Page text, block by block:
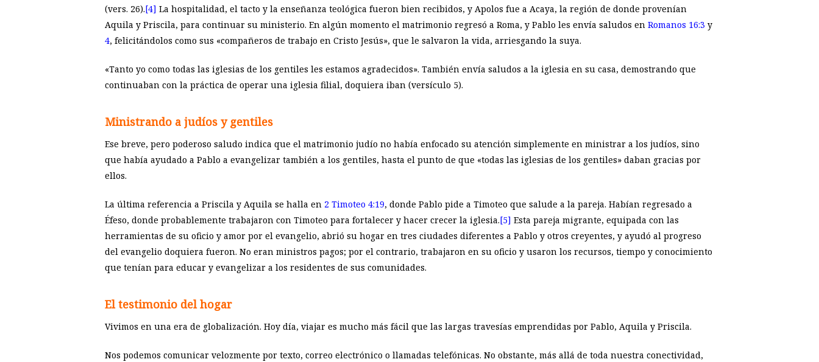
(vers. 26).[4] La hospitalidad, el tacto y la enseñanza teológica fueron bien recibidos, y Apolos fue a Acaya, la región de donde provenían
Aquila y Priscila, para continuar su ministerio. En algún momento el matrimonio regresó a Roma, y Pablo les envía saludos en Romanos 16:3 y
4, felicitándolos como sus «compañeros de trabajo en Cristo Jesús», que le salvaron la vida, arriesgando la suya.
«Tanto yo como todas las iglesias de los gentiles les estamos agradecidos». También envía saludos a la iglesia en su casa, demostrando que
continuaban con la práctica de operar una iglesia filial, doquiera iban (versículo 5).
Ministrando a judíos y gentiles
Ese breve, pero poderoso saludo indica que el matrimonio judío no había enfocado su atención simplemente en ministrar a los judíos, sino
que había ayudado a Pablo a evangelizar también a los gentiles, hasta el punto de que «todas las iglesias de los gentiles» daban gracias por
ellos.
La última referencia a Priscila y Aquila se halla en 2 Timoteo 4:19, donde Pablo pide a Timoteo que salude a la pareja. Habían regresado a
Éfeso, donde probablemente trabajaron con Timoteo para fortalecer y hacer crecer la iglesia.[5] Esta pareja migrante, equipada con las
herramientas de su oficio y amor por el evangelio, abrió su hogar en tres ciudades diferentes a Pablo y otros creyentes, y ayudó al progreso
del evangelio doquiera fueron. No eran ministros pagos; por el contrario, trabajaron en su oficio y usaron los recursos, tiempo y conocimiento
que tenían para educar y evangelizar a los residentes de sus comunidades.
El testimonio del hogar
Vivimos en una era de globalización. Hoy día, viajar es mucho más fácil que las largas travesías emprendidas por Pablo, Aquila y Priscila.
Nos podemos comunicar velozmente por texto, correo electrónico o llamadas telefónicas. No obstante, más allá de toda nuestra conectividad,